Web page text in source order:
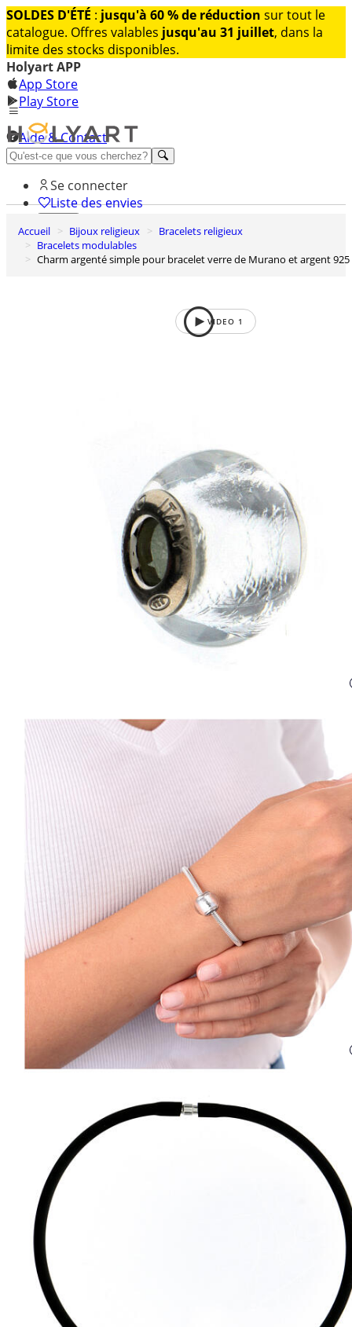
SOLDES D'ÉTÉ : jusqu'à 60 % de réduction sur tout le
catalogue. Offres valables jusqu'au 31 juillet, dans la
limite des stocks disponibles.
Holyart APP
App Store
Play Store
Aide & Contact
Découvrez Premium
Se connecter
Liste des envies
0
Panier
Accueil Bijoux religieux
Bracelets religieux
Bracelets modulables
Charm argenté simple pour bracelet verre de Murano et argent 925
VIDEO 1